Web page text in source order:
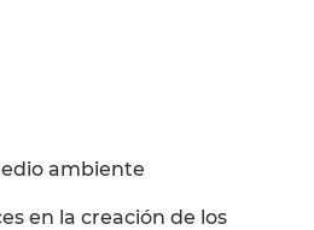
ambiente
en la creación de los